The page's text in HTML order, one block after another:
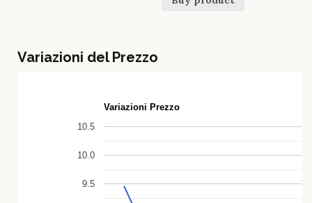
Variazioni del Prezzo
Variazioni Prezzo
9.5
10.0
10.5